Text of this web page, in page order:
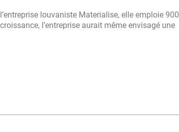
louvaniste Materialise, elle emploie 900
l’entreprise aurait même envisagé une